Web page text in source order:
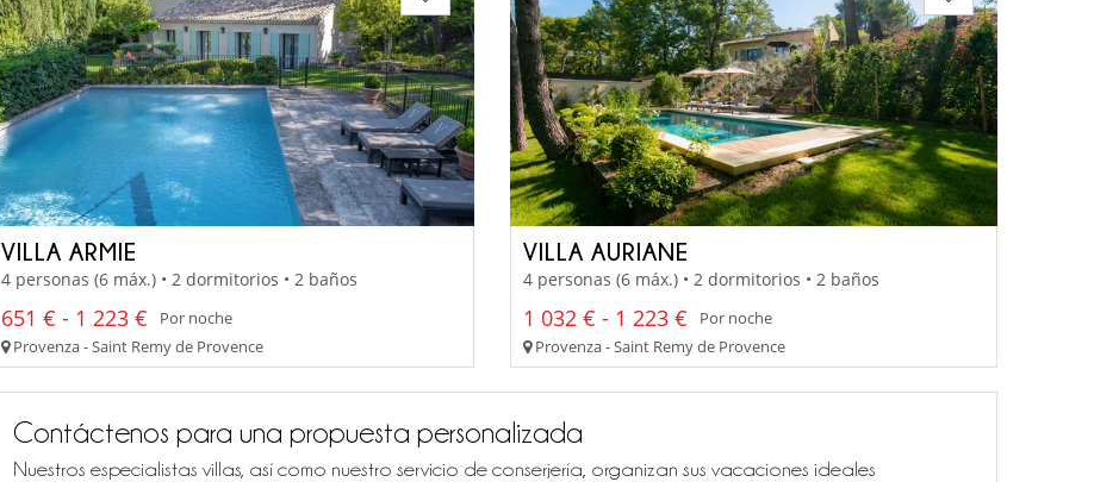
VILLA ARMIE
4 personas (6 máx.) • 2 dormitorios • 2 baños
651 € - 1 223 €
Por noche
Provenza - Saint Remy de Provence
VILLA AURIANE
4 personas (6 máx.) • 2 dormitorios • 2 baños
1 032 € - 1 223 €
Por noche
Provenza - Saint Remy de Provence
Contáctenos para una propuesta personalizada
Nuestros especialistas villas, así como nuestro servicio de conserjería, organizan sus vacaciones ideales